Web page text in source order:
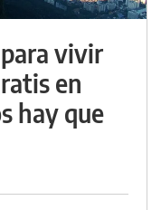
vivir
en
hay que